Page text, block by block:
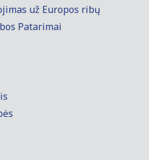
už Europos ribų
Patarimai